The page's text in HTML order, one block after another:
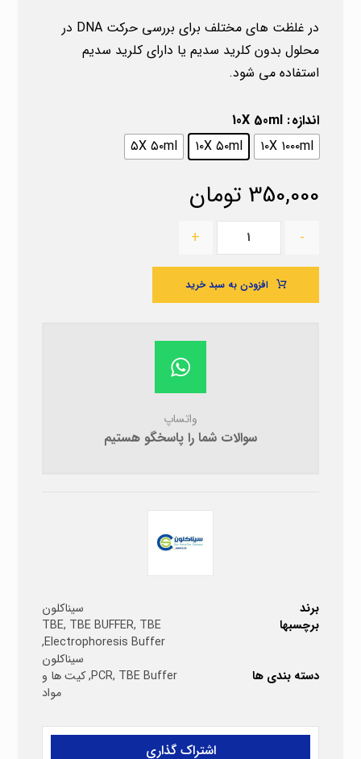
در غلظت های مختلف برای بررسی حرکت DNA در
محلول بدون کلرید سدیم یا دارای کلرید سدیم
استفاده می شود.
اندازه: 10X 50ml
۱۰X ۱۰۰۰ml
۱۰X ۵۰ml ۵X ۵۰ml
350,000 تومان
-
+
افزودن به سبد خرید
واتساپ
سوالات شما را پاسخگو هستیم
برند
سیناکلون
برچسبها
TBE, TBE BUFFER, TBE
Electrophoresis Buffer
,
سیناکلون
دسته بندی ها
PCR, TBE Buffer
,کیت ها و
مواد